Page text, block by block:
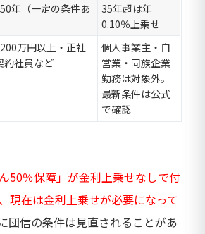
年（一定の条件あ
35年超は年
0.10％上乗せ
万円以上・正社
約社員など
個人事業主・自
営業・同族企業
勤務は対象外。
最新条件は公式
で確認
50％保障」が金利上乗せなしで付
現在は金利上乗せが必要になって
団信の条件は見直されることがあ